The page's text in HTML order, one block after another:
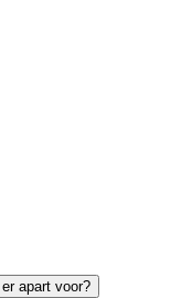
apart voor?